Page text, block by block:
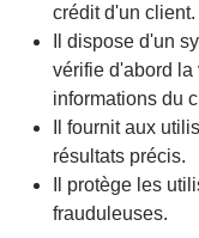
crédit d'un client.
Il dispose d'un
vérifie d'abord
informations du
Il fournit aux
résultats précis.
Il protège les
frauduleuses.